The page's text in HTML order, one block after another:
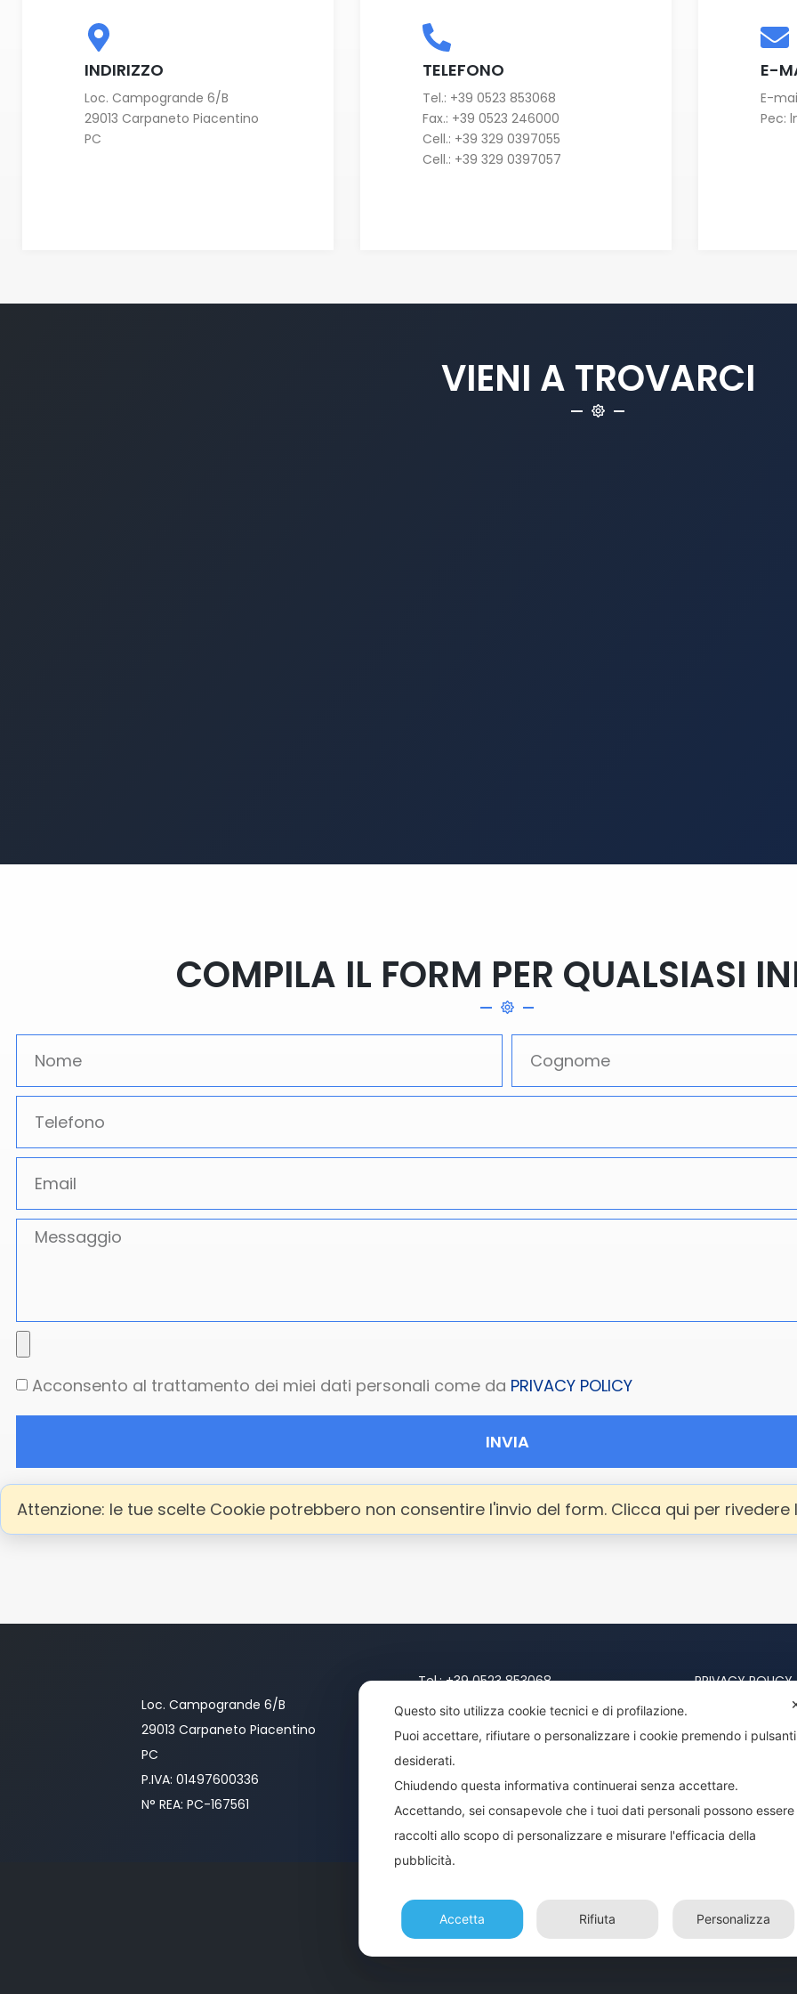
INDIRIZZO
Loc. Campogrande 6/B
29013 Carpaneto Piacentino
PC
TELEFONO
Tel.: +39 0523 853068
Fax.: +39 0523 246000
Cell.: +39 329 0397055
Cell.: +39 329 0397057
E-
E-
Pec:
VIENI A TROVARCI
COMPILA IL FORM PER QUALSIASI
Acconsento al trattamento dei miei dati personali come da PRIVACY POLICY
INVIA
Attenzione: le tue scelte Cookie potrebbero non consentire l'invio del form. Clicca qui per rivedere
Loc. Campogrande 6/B
29013 Carpaneto Piacentino
PC
P.IVA: 01497600336
N° REA: PC-167561
Tel.:+39 0523 853068
Fax.: +39 0523 246000
Cell.:+39 329 0397055
Cell.:+39 329 0397057
E-mail:info@lmmortarisrl.it
Pec:lmmortari@pecita.it
PRIVACY POLICY
Questo sito utilizza cookie tecnici e di profilazione.
Puoi accettare, rifiutare o personalizzare i cookie premendo i pulsanti
desiderati.
Chiudendo questa informativa continuerai senza accettare.
Accettando, sei consapevole che i tuoi dati personali possono essere
raccolti allo scopo di personalizzare e misurare l'efficacia della
pubblicità.
Accetta Rifiuta Personalizza